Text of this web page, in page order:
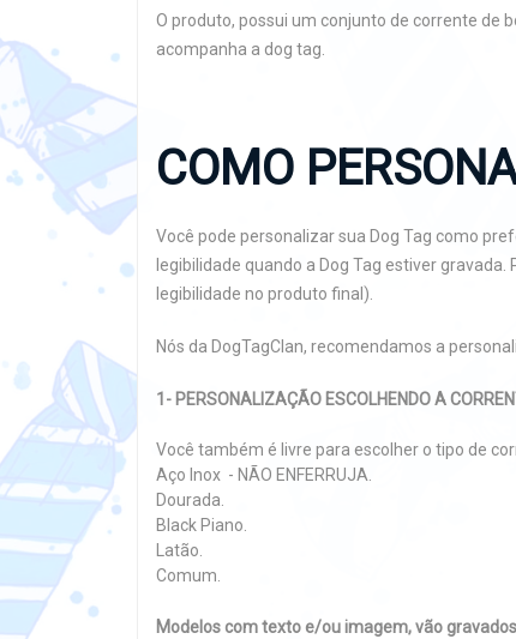
O produto, possui um conjunto de corrente de
acompanha a dog tag.
COMO
Você pode personalizar sua Dog Tag como
legibilidade quando a Dog Tag estiver
legibilidade no produto final).
Nós da DogTagClan, recomendamos a
1- PERSONALIZAÇÃO ESCOLHENDO A
Você também é livre para escolher o tipo de
Aço Inox - NÃO ENFERRUJA.
Dourada.
Black Piano.
Latão.
Comum.
Modelos com texto e/ou imagem, vão